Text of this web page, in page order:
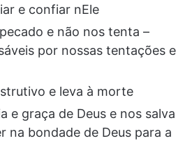
e confiar nEle
e não nos tenta –
​​por nossas tentações e
e leva à morte
e graça de Deus e nos salva
na bondade de Deus para a